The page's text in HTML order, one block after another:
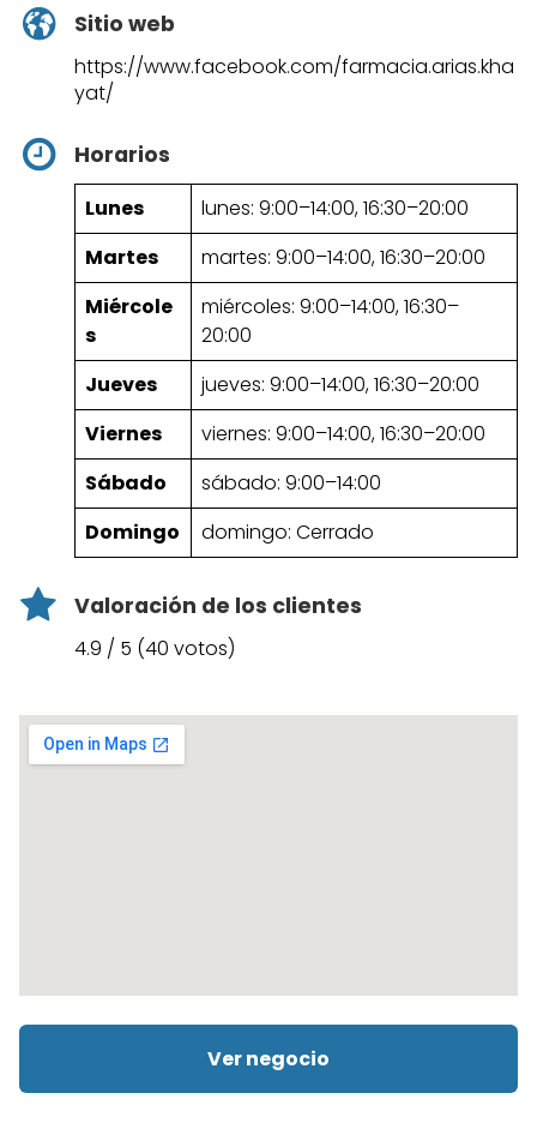
Sitio web
https://www.facebook.com/farmacia.arias.kha
yat/
Horarios
Lunes
lunes: 9:00–14:00, 16:30–20:00
Martes
martes: 9:00–14:00, 16:30–20:00
Miércole
s
miércoles: 9:00–14:00, 16:30–
20:00
Jueves
jueves: 9:00–14:00, 16:30–20:00
Viernes
viernes: 9:00–14:00, 16:30–20:00
Sábado
sábado: 9:00–14:00
Domingo
domingo: Cerrado
Valoración de los clientes
4.9 / 5 (40 votos)
Ver negocio